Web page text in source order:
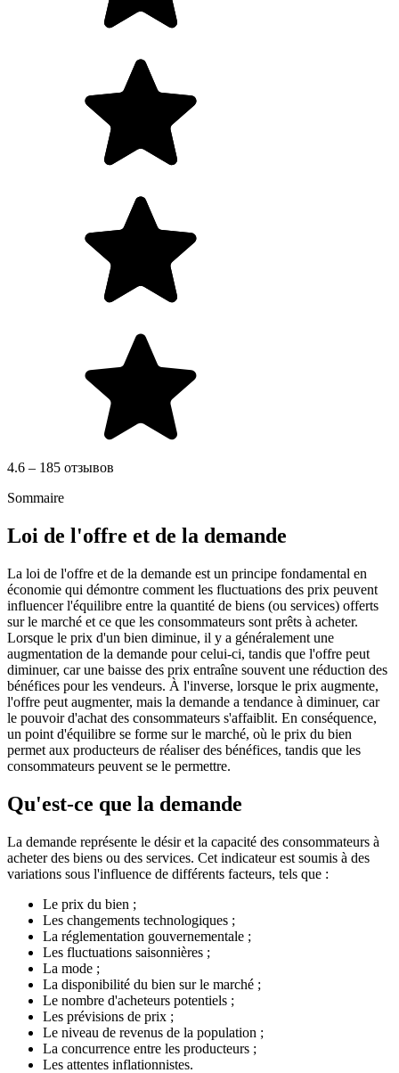
4.6 – 185 отзывов
Sommaire
Loi de l'offre et de la demande
La loi de l'offre et de la demande est un principe fondamental en
économie qui démontre comment les fluctuations des prix peuvent
influencer l'équilibre entre la quantité de biens (ou services) offerts
sur le marché et ce que les consommateurs sont prêts à acheter.
Lorsque le prix d'un bien diminue, il y a généralement une
augmentation de la demande pour celui-ci, tandis que l'offre peut
diminuer, car une baisse des prix entraîne souvent une réduction des
bénéfices pour les vendeurs. À l'inverse, lorsque le prix augmente,
l'offre peut augmenter, mais la demande a tendance à diminuer, car
le pouvoir d'achat des consommateurs s'affaiblit. En conséquence,
un point d'équilibre se forme sur le marché, où le prix du bien
permet aux producteurs de réaliser des bénéfices, tandis que les
consommateurs peuvent se le permettre.
Qu'est-ce que la demande
La demande représente le désir et la capacité des consommateurs à
acheter des biens ou des services. Cet indicateur est soumis à des
variations sous l'influence de différents facteurs, tels que :
Le prix du bien ;
Les changements technologiques ;
La réglementation gouvernementale ;
Les fluctuations saisonnières ;
La mode ;
La disponibilité du bien sur le marché ;
Le nombre d'acheteurs potentiels ;
Les prévisions de prix ;
Le niveau de revenus de la population ;
La concurrence entre les producteurs ;
Les attentes inflationnistes.